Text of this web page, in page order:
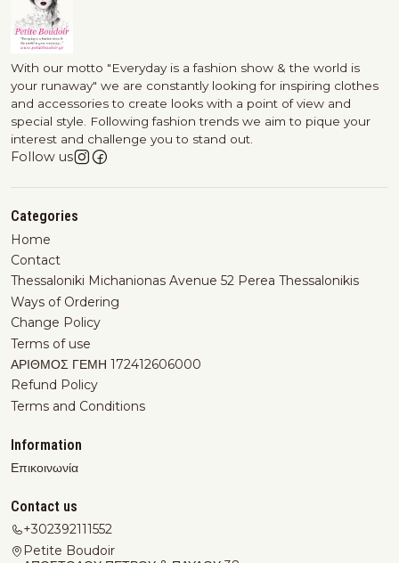
With our motto "Everyday is a fashion show & the world is
your runaway" we are constantly looking for inspiring clothes
and accessories to create looks with a point of view and
special style. Following fashion trends we aim to pique your
interest and challenge you to stand out.
Follow us
Categories
Home
Contact
Thessaloniki Michanionas Avenue 52 Perea Thessalonikis
Ways of Ordering
Change Policy
Terms of use
ΑΡΙΘΜΟΣ ΓΕΜΗ 172412606000
Refund Policy
Terms and Conditions
Information
Επικοινωνία
Contact us
+302392111552
Petite Boudoir